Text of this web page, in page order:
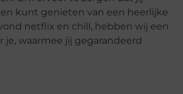
kunt genieten van een heerlijke
netflix en chill, hebben wij een
je, waarmee jij gegarandeerd